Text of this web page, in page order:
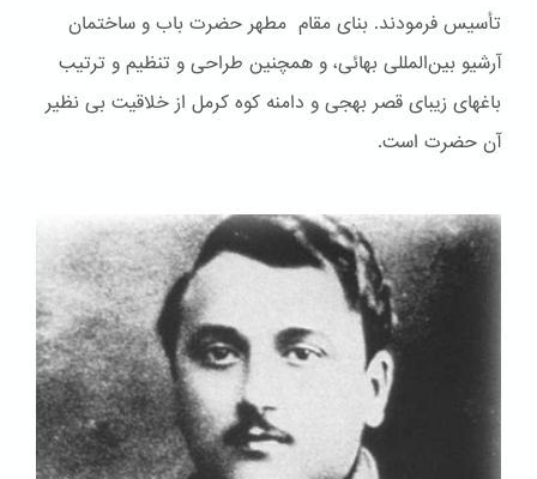
تأسیس فرمودند. بنای مقام مطهر حضرت باب و ساختمان
آرشیو بین‌المللی بهائی، و همچنین طراحی و تنظیم و ترتیب
باغهای زیبای قصر بهجی و دامنه کوه کرمل از خلاقیت بی نظیر
آن حضرت است.